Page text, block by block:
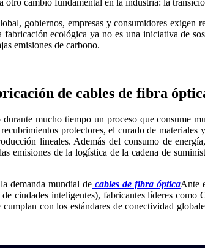
gobiernos, empresas y consumidores exigen
ecológica ya no es una iniciativa de
emisiones de carbono.
de cables de fibra
mucho tiempo un proceso que consume
protectores, el curado de
lineales. Además del consumo de
emisiones de la logística de la cadena de
demanda mundial de cables de fibra ópticaAnte
ciudades inteligentes), fabricantes líderes
con los estándares de conectividad